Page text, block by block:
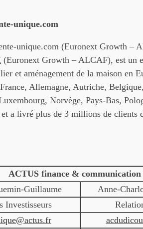
unique.com
unique.com (Euronext Growth –
(Euronext Growth – ALCAF), est un
et aménagement de la maison en
Allemagne, Autriche,
Norvège, Pays-Bas,
et a livré plus de 3 millions de clients
ACTUS finance & communication
Guillaume
Anne-
Investisseurs